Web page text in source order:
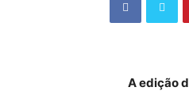
A edição